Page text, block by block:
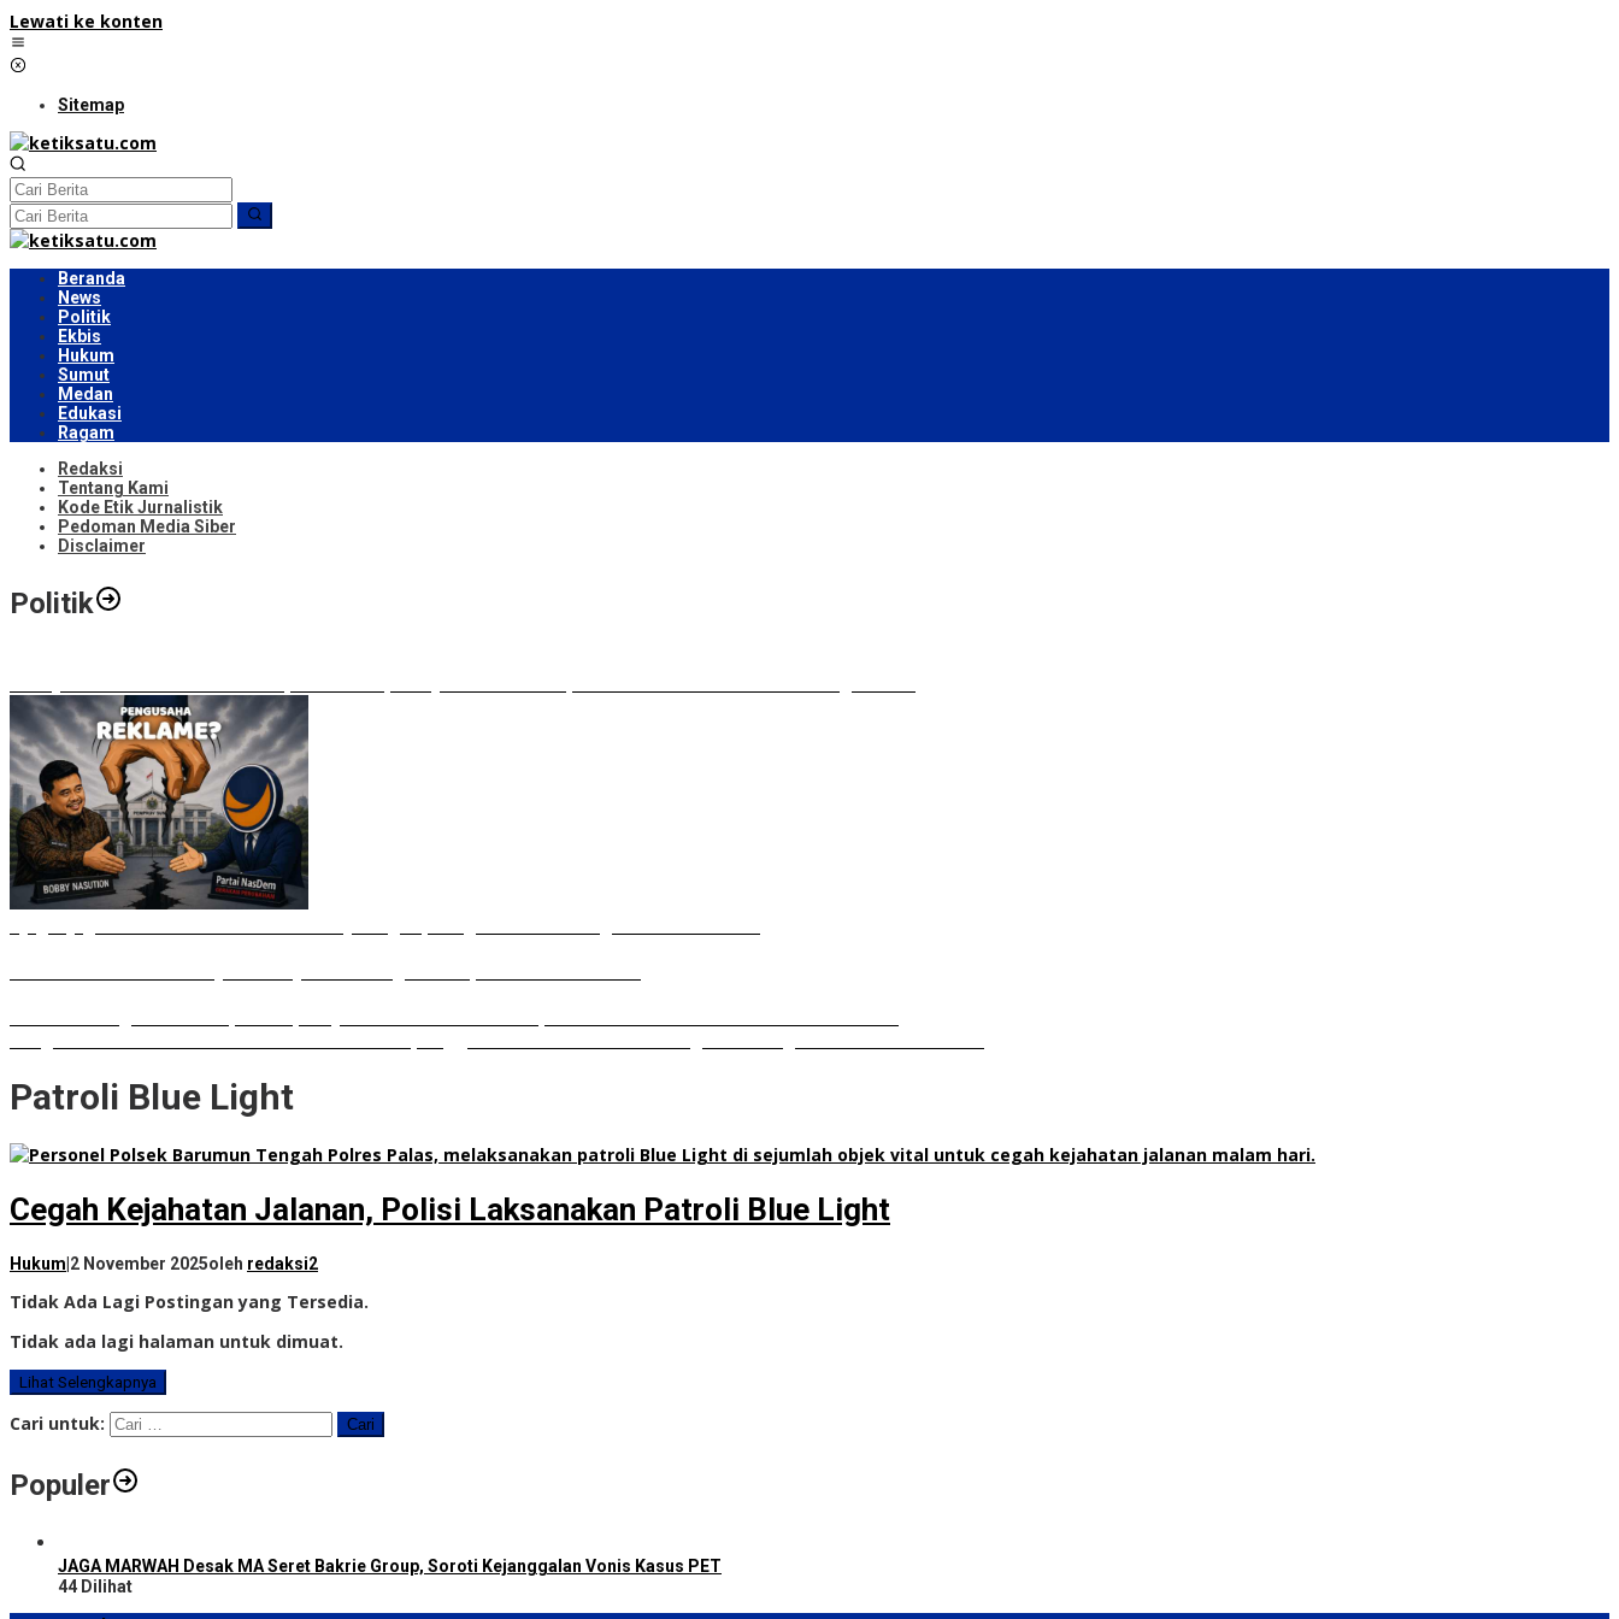
Lewati ke konten
Sitemap
Beranda
News
Politik
Ekbis
Hukum
Sumut
Medan
Edukasi
Ragam
Redaksi
Tentang Kami
Kode Etik Jurnalistik
Pedoman Media Siber
Disclaimer
Politik
Patroli Blue Light
Cegah Kejahatan Jalanan, Polisi Laksanakan Patroli Blue Light
Hukum 2 November 2025oleh redaksi2
Tidak Ada Lagi Postingan yang Tersedia.
Tidak ada lagi halaman untuk dimuat.
Lihat Selengkapnya
Cari untuk:
Populer
JAGA MARWAH Desak MA Seret Bakrie Group, Soroti Kejanggalan Vonis Kasus PET
44 Dilihat